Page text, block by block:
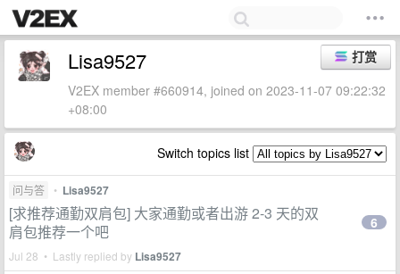
打赏
Lisa9527
V2EX member #660914, joined on 2023-11-07 09:22:32
+08:00
Switch topics list
问与答 • Lisa9527
[求推荐通勤双肩包] 大家通勤或者出游 2-3 天的双
肩包推荐一个吧
Jul 28 • Lastly replied by Lisa9527
6